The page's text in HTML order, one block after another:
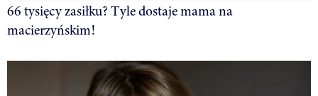
66 tysięcy zasiłku? Tyle dostaje mama na
macierzyńskim!